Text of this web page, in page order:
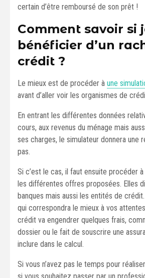
certain d’être remboursé de son prêt !
Comment savoir si
bénéficier d’un
crédit ?
Le mieux est de procéder à une
avant d’aller voir les organismes de
En entrant les différentes données
cours, aux revenus du ménage mais
ses charges, le simulateur donnera une
pas.
Si c’est le cas, il faut ensuite procéder
les différentes offres proposées. Elles
banques mais aussi les entités de
qui correspondra le mieux à vos
crédit va engendrer quelques frais,
dossier ou le fait de souscrire une
inclure dans le calcul.
Si vous n’avez pas le temps pour